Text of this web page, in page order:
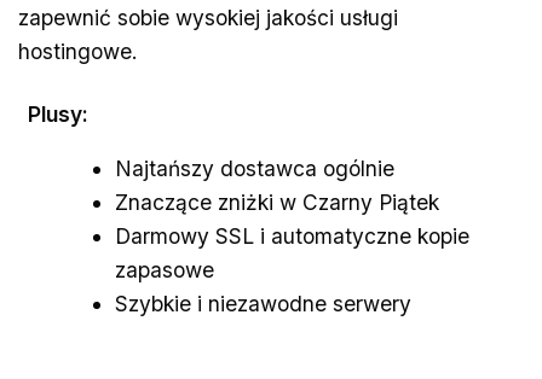
zapewnić sobie wysokiej jakości usługi
hostingowe.
Plusy:
Najtańszy dostawca ogólnie
Znaczące zniżki w Czarny Piątek
Darmowy SSL i automatyczne kopie
zapasowe
Szybkie i niezawodne serwery